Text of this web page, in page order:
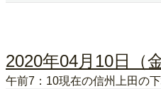
2020年04月10日（金
午前7：10現在の信州上田の